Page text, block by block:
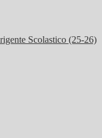
Scolastico (25-26)